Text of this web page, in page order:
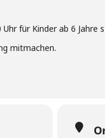
für Kinder ab 6
mitmachen.